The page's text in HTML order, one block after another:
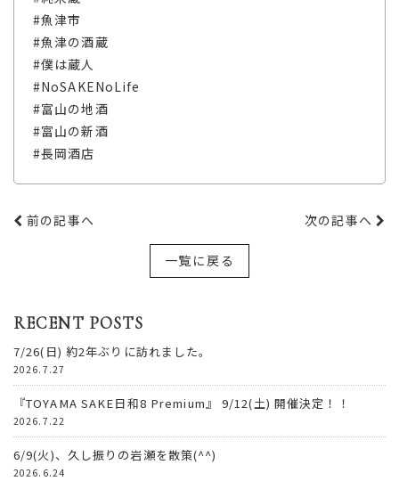
RECENT POSTS
7/26(日) 約2年ぶりに訪れました。
2026.7.27
『TOYAMA SAKE日和8 Premium』 9/12(土) 開催決定！！
2026.7.22
6/9(火)、久し振りの岩瀬を散策(^^)
2026.6.24
#魚津市
#魚津の酒蔵
#僕は蔵人
#NoSAKENoLife
#富山の地酒
#富山の新酒
#長岡酒店
前の記事へ 次の記事へ
一覧に戻る